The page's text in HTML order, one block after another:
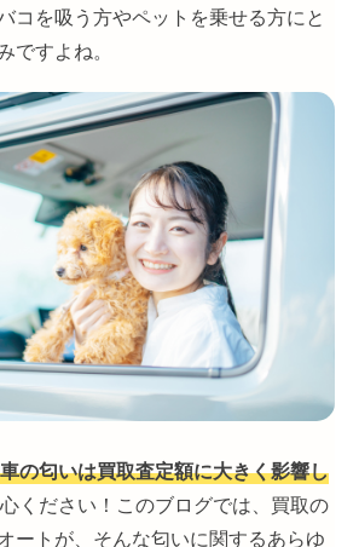
コを吸う方やペットを乗せる方にと
ですよね。
車の匂いは買取査定額に大きく影響し
ください！このブログでは、買取の
ートが、そんな匂いに関するあらゆ